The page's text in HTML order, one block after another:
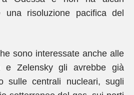
una risoluzione pacifica del
sono interessate anche alle
e Zelensky gli avrebbe già
sulle centrali nucleari, sugli